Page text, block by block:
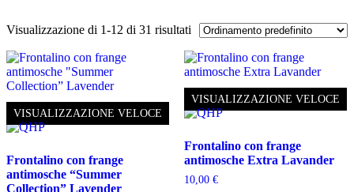
Visualizzazione di 1-12 di 31 risultati
VISUALIZZAZIONE VELOCE
Frontalino con frange
antimosche “Summer
Collection” Lavender
VISUALIZZAZIONE VELOCE
Frontalino con frange
antimosche Extra Lavander
10,00 €